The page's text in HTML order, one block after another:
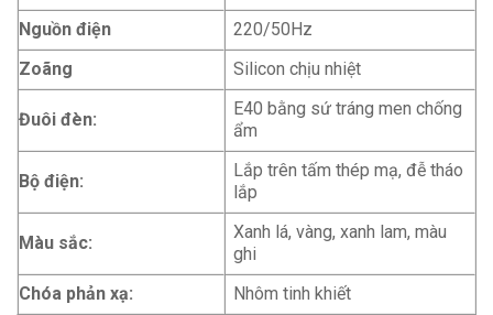
Nguồn điện
220/50Hz
Zoãng
Silicon chịu nhiệt
Đuôi đèn:
E40 bằng sứ tráng men chống
ẩm
Bộ điện:
Lắp trên tấm thép mạ, đễ tháo
lắp
Màu sắc:
Xanh lá, vàng, xanh lam, màu
ghi
Chóa phản xạ:
Nhôm tinh khiết